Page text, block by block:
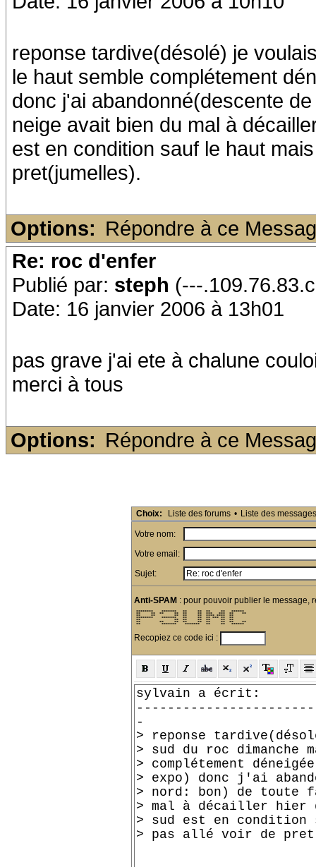
reponse tardive(désolé) je
le haut semble complétement
donc j'ai abandonné(descente
neige avait bien du mal à
est en condition sauf le haut
pret(jumelles).
Options: Répondre à ce
Re: roc d'enfer
Publié par: steph (---
Date: 16 janvier 2006 à 13h01
pas grave j'ai ete à chalune
merci à tous
Options: Répondre à ce
Choix: Liste des forums • Liste des messages
Votre nom:
Votre email:
Sujet:
Anti-SPAM : pour pouvoir publier le message,
********    *******   **     **  **     **   ******
**     **  **     **  **     **  ***   ***  **    **
**     **         **  **     **  **** ****  **
********    *******   **     **  ** *** **  **
**                **  **     **  **     **  **
**         **     **  **     **  **     **  **    **
**          *******    *******   **     **   ******
Recopiez ce code ici :